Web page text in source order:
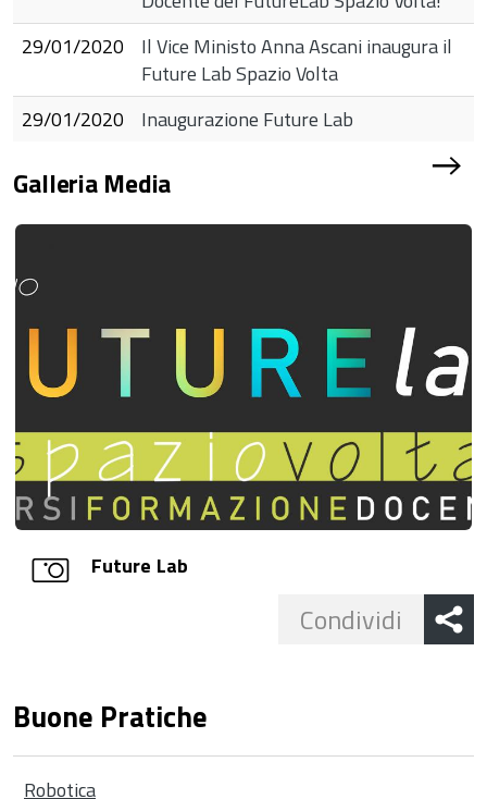
29/01/2020
Il Vice Ministo Anna Ascani inaugura il
Future Lab Spazio Volta
29/01/2020
Inaugurazione Future Lab
Galleria Media
Future Lab
b
Condividi
Buone Pratiche
Robotica